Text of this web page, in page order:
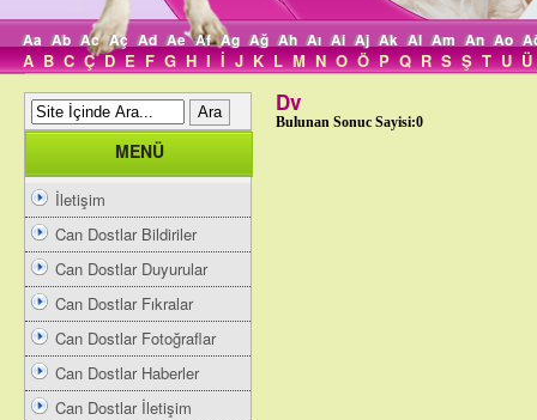
Aa Ab Ac Aç Ad Ae Af Ag Ağ Ah Aı Ai Aj Ak Al Am An Ao
A B C Ç D E F G H I İ J K L M N O Ö P Q R S Ş T U Ü
MENÜ
İletişim
Can Dostlar Bildiriler
Can Dostlar Duyurular
Can Dostlar Fıkralar
Can Dostlar Fotoğraflar
Can Dostlar Haberler
Can Dostlar İletişim
Dv
Bulunan Sonuc Sayisi:0